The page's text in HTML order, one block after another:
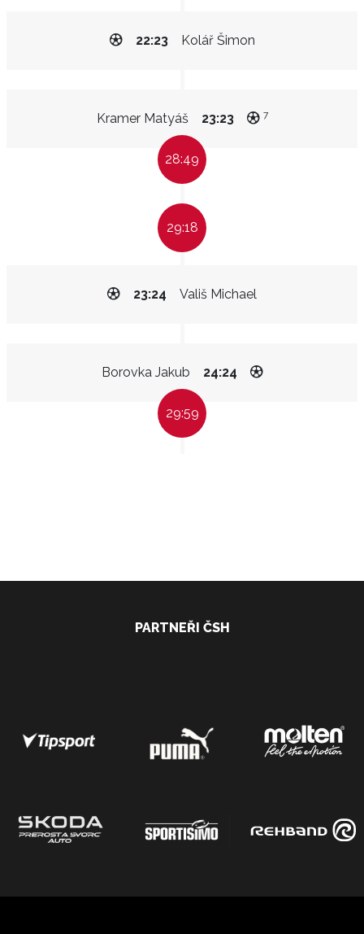
Kolář Šimon
22:23
Kramer Matyáš 23:23 7
28:49
29:18
Vališ Michael
23:24
Borovka Jakub 24:24
29:59
PARTNEŘI ČSH